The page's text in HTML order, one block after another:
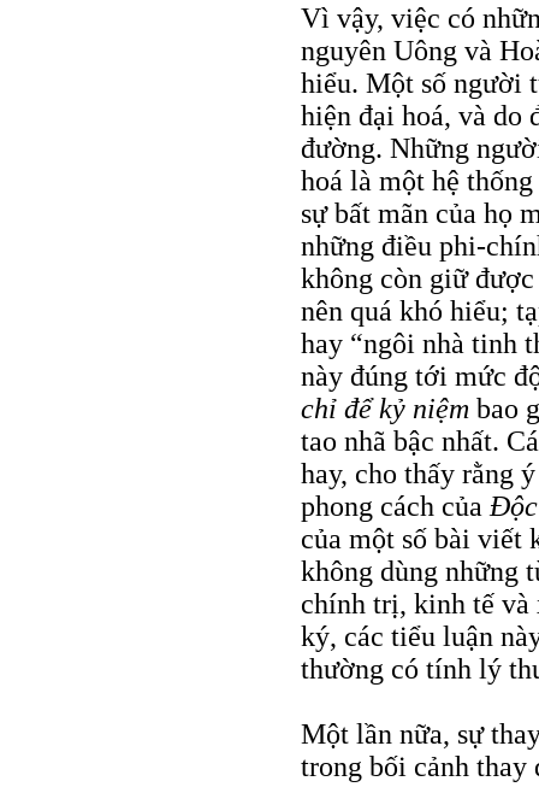
Vì vậy, việc có
nguyên Uông và
hiểu. Một số người
hiện đại hoá, và do
đường. Những
hoá là một hệ
sự bất mãn của họ
những điều phi-
không còn giữ
nên quá khó hiểu;
hay “ngôi nhà tinh
này đúng tới mức
chỉ để kỷ niệm bao
tao nhã bậc nhất.
hay, cho thấy rằng
phong cách của
của một số bài viết
không dùng những
chính trị, kinh tế và
ký, các tiểu luận
thường có tính lý
Một lần nữa, sự
trong bối cảnh thay